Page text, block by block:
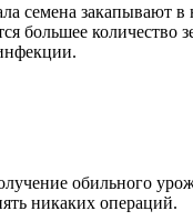
семена
большее
обильного
никаких операций.